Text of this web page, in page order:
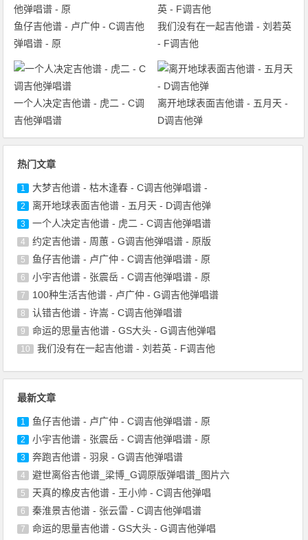
鱼仔吉他谱 - 卢广仲 - C调吉他
弹唱谱 - 原
我们没有在一起吉他谱 - 刘若英
- F调吉他
一个人决定吉他谱 - 虎二 - C调
吉他弹唱谱
离开地球表面吉他谱 - 五月天 -
D调吉他弹
热门文章
1 大梦吉他谱 - 枯木逢春 - C调吉他弹唱谱 -
2 离开地球表面吉他谱 - 五月天 - D调吉他弹
3 一个人决定吉他谱 - 虎二 - C调吉他弹唱谱
4 约定吉他谱 - 周蕙 - G调吉他弹唱谱 - 原版
5 鱼仔吉他谱 - 卢广仲 - C调吉他弹唱谱 - 原
6 小宇吉他谱 - 张震岳 - C调吉他弹唱谱 - 原
7 100种生活吉他谱 - 卢广仲 - G调吉他弹唱谱
8 认错吉他谱 - 许嵩 - C调吉他弹唱谱
9 命运的思量吉他谱 - GS大头 - G调吉他弹唱
10 我们没有在一起吉他谱 - 刘若英 - F调吉他
最新文章
1 鱼仔吉他谱 - 卢广仲 - C调吉他弹唱谱 - 原
2 小宇吉他谱 - 张震岳 - C调吉他弹唱谱 - 原
3 奔跑吉他谱 - 羽泉 - G调吉他弹唱谱
4 避世离俗吉他谱_梁博_G调原版弹唱谱_图片六
5 天真的橡皮吉他谱 - 王小帅 - C调吉他弹唱
6 秦淮景吉他谱 - 张云雷 - C调吉他弹唱谱
7 命运的思量吉他谱 - GS大头 - G调吉他弹唱